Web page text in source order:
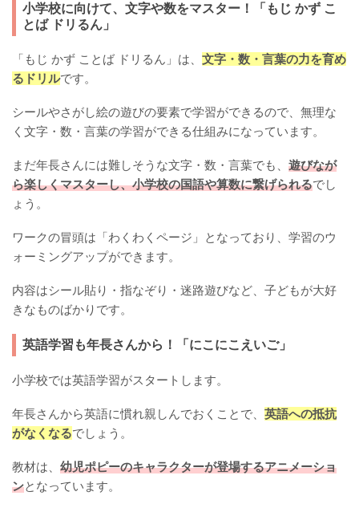
小学校に向けて、文字や数をマスター！「もじ かず こ
とば ドリるん」
「もじ かず ことば ドリるん」は、 文字・数・言葉の力を育め
るドリルです。
シールやさがし絵の遊びの要素で学習ができるので、無理な
く文字・数・言葉の学習ができる仕組みになっています。
まだ年長さんには難しそうな文字・数・言葉でも、 遊びなが
ら楽しくマスターし、小学校の国語や算数に繋げられるでし
ょう。
ワークの冒頭は「わくわくページ」となっており、学習のウ
ォーミングアップができます。
内容はシール貼り・指なぞり・迷路遊びなど、子どもが大好
きなものばかりです。
英語学習も年長さんから！「にこにこえいご」
小学校では英語学習がスタートします。
年長さんから英語に慣れ親しんでおくことで、 英語への抵抗
がなくなるでしょう。
教材は、 幼児ポピーのキャラクターが登場するアニメーショ
ンとなっています。